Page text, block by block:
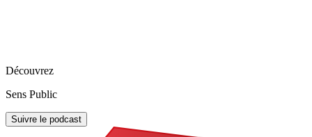
Découvrez
Sens Public
Suivre le podcast